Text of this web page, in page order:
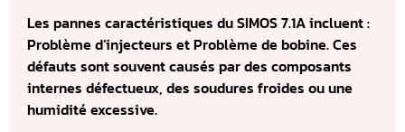
Les pannes caractéristiques du SIMOS 7.1A incluent :
Problème d’injecteurs et Problème de bobine. Ces
défauts sont souvent causés par des composants
internes défectueux, des soudures froides ou une
humidité excessive.